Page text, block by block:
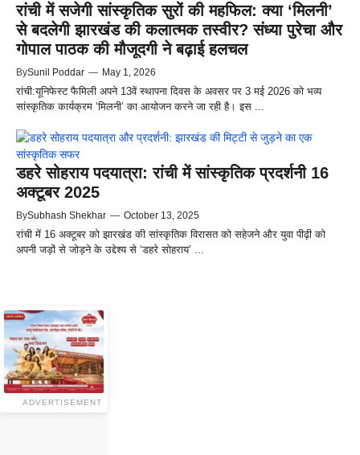
रांची में सजेगी सांस्कृतिक सुरों की महफिल: क्या ‘मिलनी’
से बदलेगी झारखंड की कलात्मक तस्वीर? संध्या पुरेचा और
गोपाल पाठक की मौजूदगी ने बढ़ाई हलचल
BySunil Poddar — May 1, 2026
रांची:यूनिफेस्ट फैमिली अपने 13वें स्थापना दिवस के अवसर पर 3 मई 2026 को भव्य
सांस्कृतिक कार्यक्रम ‘मिलनी’ का आयोजन करने जा रही है। इस ...
डहरे सोहराय पदयात्रा: रांची में सांस्कृतिक प्रदर्शनी 16
अक्टूबर 2025
BySubhash Shekhar — October 13, 2025
रांची में 16 अक्टूबर को झारखंड की सांस्कृतिक विरासत को सहेजने और युवा पीढ़ी को
अपनी जड़ों से जोड़ने के उद्देश्य से ‘डहरे सोहराय’ ...
ADVERTISEMENT